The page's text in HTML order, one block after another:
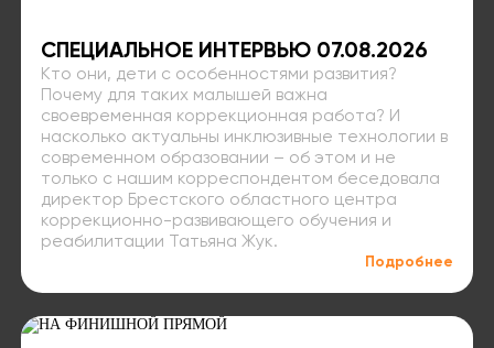
СПЕЦИАЛЬНОЕ ИНТЕРВЬЮ 07.08.2026
Кто они, дети с особенностями развития?
Почему для таких малышей важна
своевременная коррекционная работа? И
насколько актуальны инклюзивные технологии в
современном образовании – об этом и не
только с нашим корреспондентом беседовала
директор Брестского областного центра
коррекционно-развивающего обучения и
реабилитации Татьяна Жук.
Подробнее